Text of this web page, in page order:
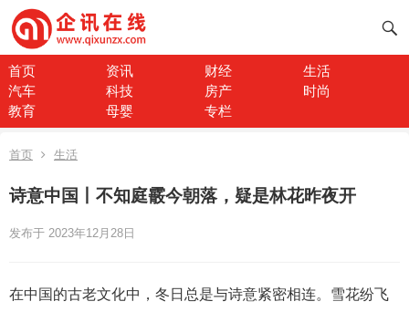
首页 资讯 财经
生活
汽车
科技 房产
时尚
教育
母婴 专栏
首页 生活
诗意中国丨不知庭霰今朝落，疑是林花昨夜开
发布于 2023年12月28日
在中国的古老文化中，冬日总是与诗意紧密相连。雪花纷飞